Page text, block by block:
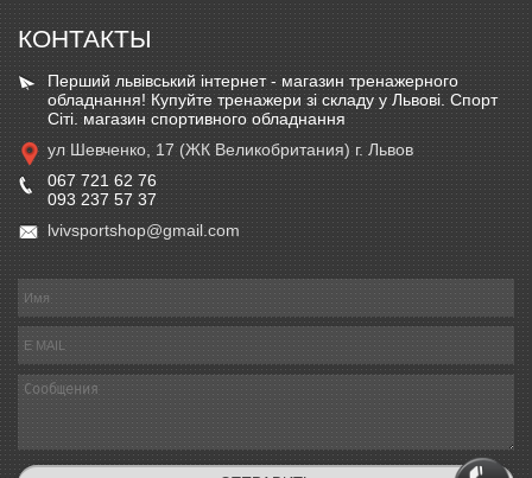
КОНТАКТЫ
Перший львівський інтернет - магазин тренажерного
обладнання! Купуйте тренажери зі складу у Львові. Спорт
Сіті. магазин спортивного обладнання
ул Шевченко, 17 (ЖК Великобритания) г. Львов
067 721 62 76
093 237 57 37
lvivsportshop@gmail.com